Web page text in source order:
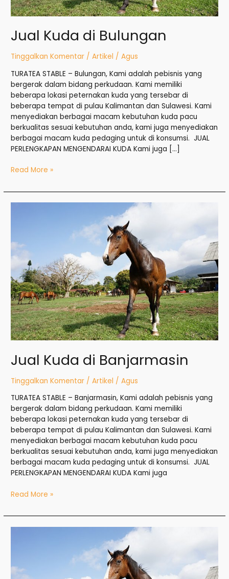
Jual Kuda di Bulungan
Tinggalkan Komentar /Artikel /Agus
TURATEA STABLE – Bulungan, Kami adalah pebisnis yang
bergerak dalam bidang perkudaan. Kami memiliki
beberapa lokasi peternakan kuda yang tersebar di
beberapa tempat di pulau Kalimantan dan Sulawesi. Kami
menyediakan berbagai macam kebutuhan kuda pacu
berkualitas sesuai kebutuhan anda, kami juga menyediakan
berbagai macam kuda pedaging untuk di konsumsi. JUAL
PERLENGKAPAN MENGENDARAI KUDA Kami juga […]
Read More »
Jual Kuda di Banjarmasin
Tinggalkan Komentar /Artikel /Agus
TURATEA STABLE – Banjarmasin, Kami adalah pebisnis yang
bergerak dalam bidang perkudaan. Kami memiliki
beberapa lokasi peternakan kuda yang tersebar di
beberapa tempat di pulau Kalimantan dan Sulawesi. Kami
menyediakan berbagai macam kebutuhan kuda pacu
berkualitas sesuai kebutuhan anda, kami juga menyediakan
berbagai macam kuda pedaging untuk di konsumsi. JUAL
PERLENGKAPAN MENGENDARAI KUDA Kami juga
Banjarmasin
Read More »